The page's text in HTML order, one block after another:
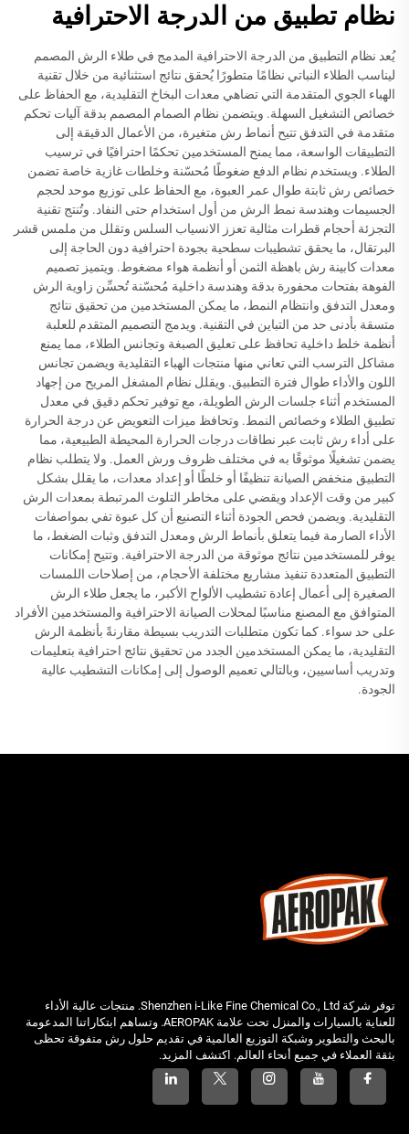
نظام تطبيق من الدرجة الاحترافية
يُعد نظام التطبيق من الدرجة الاحترافية المدمج في طلاء الرش المصمم
ليناسب الطلاء النباتي نظامًا متطورًا يُحقق نتائج استثنائية من خلال تقنية
الهباء الجوي المتقدمة التي تضاهي معدات البخاخ التقليدية، مع الحفاظ على
خصائص التشغيل السهلة. ويتضمن نظام الصمام المصمم بدقة آليات تحكم
متقدمة في التدفق تتيح أنماط رش متغيرة، من الأعمال الدقيقة إلى
التطبيقات الواسعة، مما يمنح المستخدمين تحكمًا احترافيًا في ترسيب
الطلاء. ويستخدم نظام الدفع ضغوطًا مُحسّنة وخلطات غازية خاصة تضمن
خصائص رش ثابتة طوال عمر العبوة، مع الحفاظ على توزيع موحد لحجم
الجسيمات وهندسة نمط الرش من أول استخدام حتى النفاد. وتُنتج تقنية
التجزئة أحجام قطرات مثالية تعزز الانسياب السلس وتقلل من ملمس قشر
البرتقال، ما يحقق تشطيبات سطحية بجودة احترافية دون الحاجة إلى
معدات كابينة رش باهظة الثمن أو أنظمة هواء مضغوط. ويتميز تصميم
الفوهة بفتحات محفورة بدقة وهندسة داخلية مُحسّنة تُحسِّن زاوية الرش
ومعدل التدفق وانتظام النمط، ما يمكن المستخدمين من تحقيق نتائج
متسقة بأدنى حد من التباين في التقنية. ويدمج التصميم المتقدم للعلبة
أنظمة خلط داخلية تحافظ على تعليق الصبغة وتجانس الطلاء، مما يمنع
مشاكل الترسب التي تعاني منها منتجات الهباء التقليدية ويضمن تجانس
اللون والأداء طوال فترة التطبيق. ويقلل نظام المشغل المريح من إجهاد
المستخدم أثناء جلسات الرش الطويلة، مع توفير تحكم دقيق في معدل
تطبيق الطلاء وخصائص النمط. وتحافظ ميزات التعويض عن درجة الحرارة
على أداء رش ثابت عبر نطاقات درجات الحرارة المحيطة الطبيعية، مما
يضمن تشغيلًا موثوقًا به في مختلف ظروف ورش العمل. ولا يتطلب نظام
التطبيق منخفض الصيانة تنظيفًا أو خلطًا أو إعداد معدات، ما يقلل بشكل
كبير من وقت الإعداد ويقضي على مخاطر التلوث المرتبطة بمعدات الرش
التقليدية. ويضمن فحص الجودة أثناء التصنيع أن كل عبوة تفي بمواصفات
الأداء الصارمة فيما يتعلق بأنماط الرش ومعدل التدفق وثبات الضغط، ما
يوفر للمستخدمين نتائج موثوقة من الدرجة الاحترافية. وتتيح إمكانات
التطبيق المتعددة تنفيذ مشاريع مختلفة الأحجام، من إصلاحات اللمسات
الصغيرة إلى أعمال إعادة تشطيب الألواح الأكبر، ما يجعل طلاء الرش
المتوافق مع المصنع مناسبًا لمحلات الصيانة الاحترافية والمستخدمين الأفراد
على حد سواء. كما تكون متطلبات التدريب بسيطة مقارنةً بأنظمة الرش
التقليدية، ما يمكن المستخدمين الجدد من تحقيق نتائج احترافية بتعليمات
وتدريب أساسيين، وبالتالي تعميم الوصول إلى إمكانات التشطيب عالية
الجودة.
توفر شركة Shenzhen i-Like Fine Chemical Co., Ltd. منتجات عالية الأداء
للعناية بالسيارات والمنزل تحت علامة AEROPAK. وتساهم ابتكاراتنا المدعومة
بالبحث والتطوير وشبكة التوزيع العالمية في تقديم حلول رش متفوقة تحظى
بثقة العملاء في جميع أنحاء العالم. اكتشف المزيد.